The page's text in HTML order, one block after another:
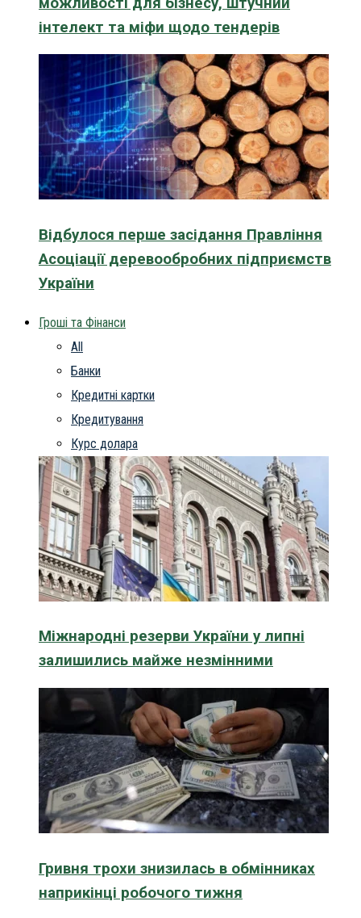
інтелект та міфи щодо тендерів
Відбулося перше засідання Правління
Асоціації деревообробних підприємств
України
Гроші та Фінанси
All
Банки
Кредитні картки
Кредитування
Курс долара
Міжнародні резерви України у липні
залишились майже незмінними
Гривня трохи знизилась в обмінниках
наприкінці робочого тижня